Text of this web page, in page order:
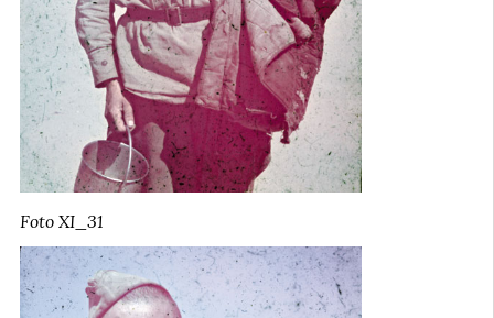
Foto XI_31